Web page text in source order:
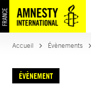
Accueil Évènements
ÉVÈNEMENT